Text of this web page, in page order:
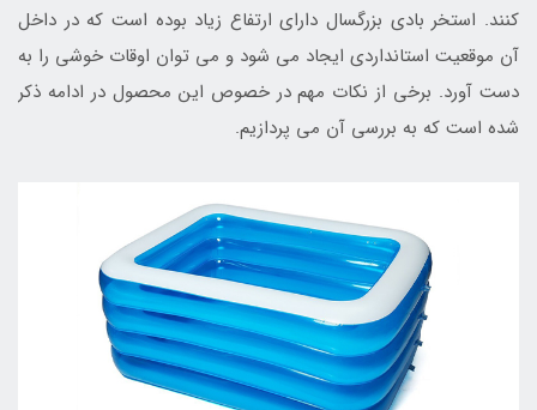
کنند. استخر بادی بزرگسال دارای ارتفاع زیاد بوده است که در داخل
آن موقعیت استانداردی ایجاد می شود و می توان اوقات خوشی را به
دست آورد. برخی از نکات مهم در خصوص این محصول در ادامه ذکر
شده است که به بررسی آن می پردازیم.